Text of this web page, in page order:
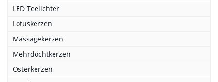
LED Teelichter
Lotuskerzen
Massagekerzen
Mehrdochtkerzen
Osterkerzen